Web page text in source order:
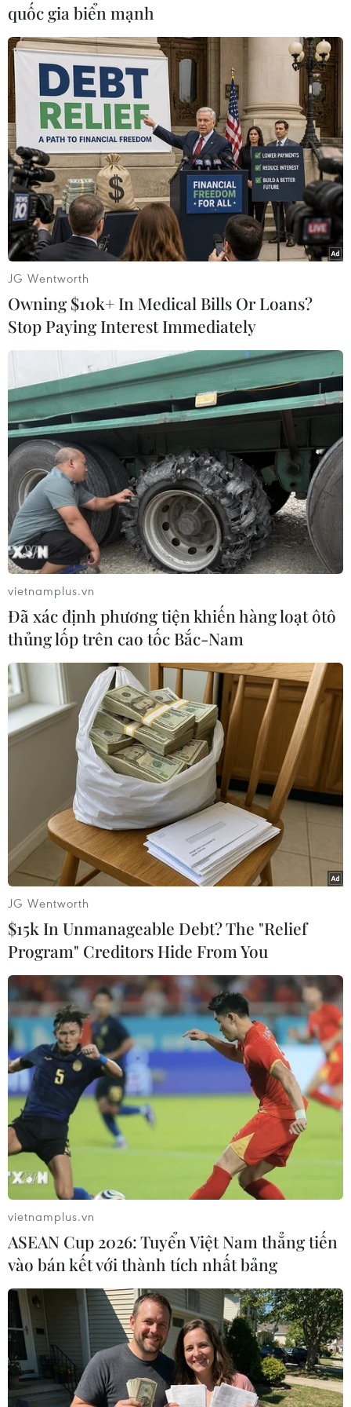
quốc gia biển mạnh
JG Wentworth
Owning $10k+ In Medical Bills Or Loans?
Stop Paying Interest Immediately
vietnamplus.vn
Đã xác định phương tiện khiến hàng loạt ôtô
thủng lốp trên cao tốc Bắc-Nam
JG Wentworth
$15k In Unmanageable Debt? The "Relief
Program" Creditors Hide From You
vietnamplus.vn
ASEAN Cup 2026: Tuyển Việt Nam thẳng tiến
vào bán kết với thành tích nhất bảng